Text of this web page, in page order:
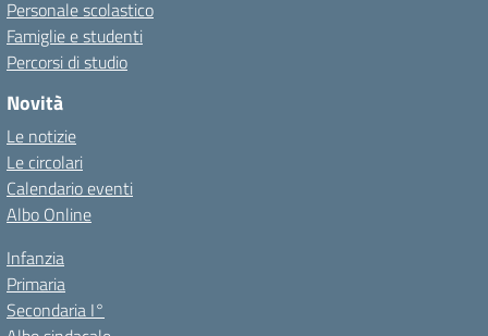
Personale scolastico
Famiglie e studenti
Percorsi di studio
Novità
Le notizie
Le circolari
Calendario eventi
Albo Online
Infanzia
Primaria
Secondaria I°